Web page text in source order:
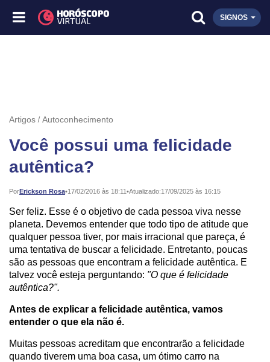
SIGNOS
Artigos Autoconhecimento
Você possui uma felicidade
autêntica?
PorErickson Rosa•
Publicado: 17/02/2016 às 18:11•Atualizado:17/09/2025 às 16:15
Ser feliz. Esse é o objetivo de cada pessoa viva nesse
planeta. Devemos entender que todo tipo de atitude que
qualquer pessoa tiver, por mais irracional que pareça, é
uma tentativa de buscar a felicidade. Entretanto, poucas
são as pessoas que encontram a felicidade autêntica. E
talvez você esteja perguntando: "O que é felicidade
autêntica?".
Antes de explicar a felicidade autêntica, vamos
entender o que ela não é.
Muitas pessoas acreditam que encontrarão a felicidade
quando tiverem uma boa casa, um ótimo carro na